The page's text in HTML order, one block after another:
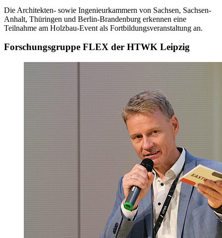
Die Architekten- sowie Ingenieurkammern von Sachsen, Sachsen-
Anhalt, Thüringen und Berlin-Brandenburg erkennen eine
Teilnahme am Holzbau-Event als Fortbildungsveranstaltung an.
Forschungsgruppe FLEX der HTWK Leipzig